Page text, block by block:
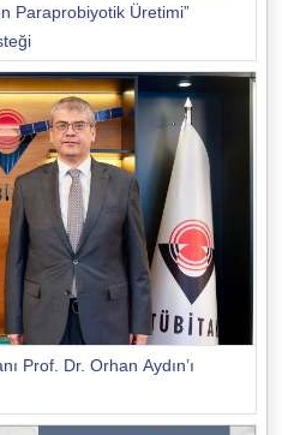
Paraprobiyotik Üretimi”
Prof. Dr. Orhan Aydın’ı